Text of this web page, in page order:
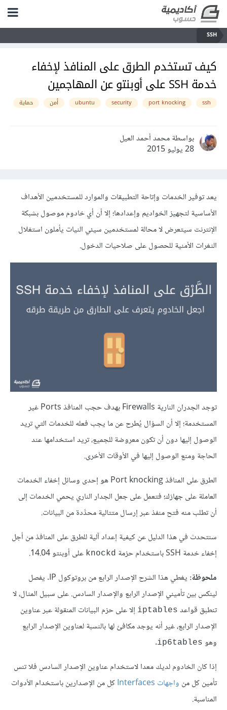
SSH
كيف تستخدم الطرق على المنافذ لإخفاء
خدمة SSH على أوبنتو عن المهاجمين
ssh
port knocking
security
ubuntu أمن حماية
بواسطة محمد أحمد العيل
28 يوليو 2015
يعد توفير الخدمات وإتاحة التطبيقات والموارد للمستخدمين الأهداف
الأساسية لتجهيز الخواديم وإعدادها؛ إلا أن أي خادوم موصول بشبكة
الإنترنت سيتعرض لا محالة لمستخدمين سيئي النيات يأملون استغلال
الثغرات الأمنية للحصول على صلاحيات الدخول.
توجد الجدران النارية Firewalls بهدف حجب المنافذ Ports غير
المستخدمة؛ إلا أن السؤال يُطرح عن ما يجب فعله للخدمات التي تريد
الوصول إليها دون أن تكون معروضة للجميع، تريد استخدامها عند
الحاجة ومنع الوصول إليها في الأوقات الأخرى.
الطرق على المنافذ Port knocking هو إحدى وسائل إخفاء الخدمات
العاملة على جهازك؛ فتعمل على جعل الجدار الناري يحمي الخدمات إلى
أن تطلب منه فتح منفذ عبر إرسال متتالية محدَّدة من البيانات.
سنتحدث في هذا الدليل عن كيفية إعداد آلية للطرق على المنافذ من أجل
إخفاء خدمة SSH باستخدام حزمة
knockd على أوبنتو 14.04.
ملحوظة:
يغطي هذا الشرح الإصدار الرابع من بروتوكول IP. يفصل
لينكس بين تأميني الإصدار الرابع والإصدار السادس. على سبيل المثال، لا
تنطبق قواعد iptables إلا على حزم البيانات المنقولة عبر عناوين
الإصدار الرابع، غير أنه يوجد مكافئ لها بالنسبة لعناوين الإصدار الرابع
وهو ip6tables
.
إذا كان الخادوم لديك معدا لاستخدام عناوين الإصدار السادس فلا تنس
تأمين كل من واجهات Interfaces
كل من الإصدارين باستخدام الأدوات
المناسبة.